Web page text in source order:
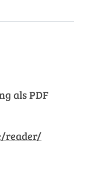
als PDF
reader/